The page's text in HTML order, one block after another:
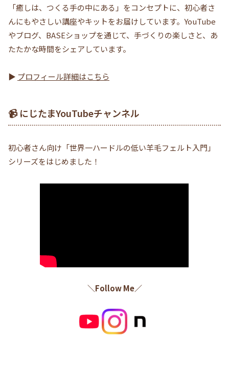
「癒しは、つくる手の中にある」をコンセプトに、初心者さ
んにもやさしい講座やキットをお届けしています。YouTube
やブログ、BASEショップを通じて、手づくりの楽しさと、あ
たたかな時間をシェアしています。
▶ プロフィール詳細はこちら
📹 にじたまYouTubeチャンネル
初心者さん向け「世界一ハードルの低い羊毛フェルト入門」
シリーズをはじめました！
＼Follow Me／